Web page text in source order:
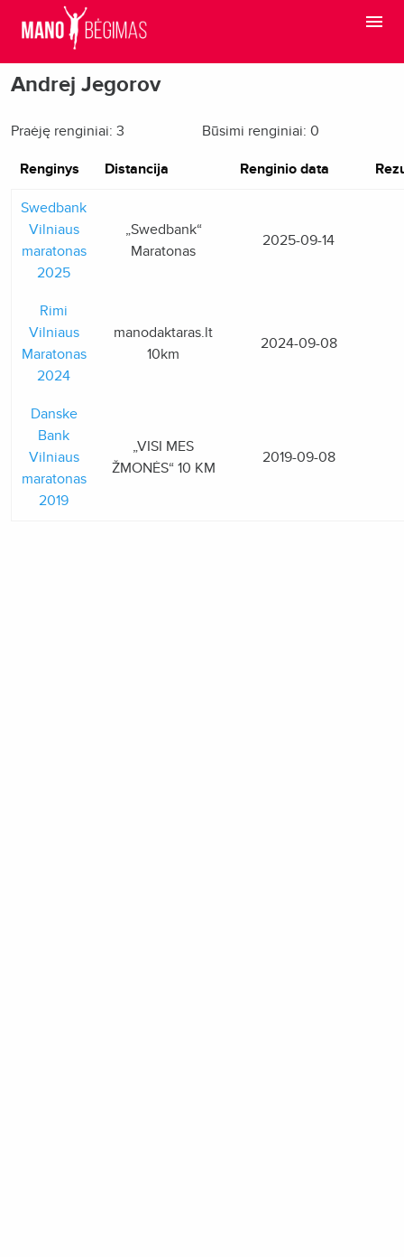
Andrej Jegorov
Praėję renginiai: 3 Būsimi renginiai: 0
Renginys Distancija Renginio data
Swedbank
Vilniaus
maratonas
2025
„Swedbank“
Maratonas
2025-09-14
Rimi
Vilniaus
Maratonas
2024
manodaktaras.lt
10km
2024-09-08
Danske
Bank
Vilniaus
maratonas
2019
„VISI MES
ŽMONĖS“ 10 KM
2019-09-08